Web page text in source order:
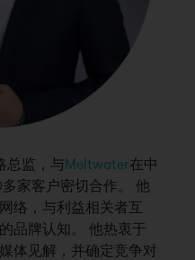
总监，与 Meltwater在中
家客户密切合作。 他
络，与利益相关者互
品牌认知。 他热衷于
体见解，并确定竞争对